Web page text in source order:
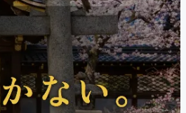
誌出版 アニ
ジ ビュ